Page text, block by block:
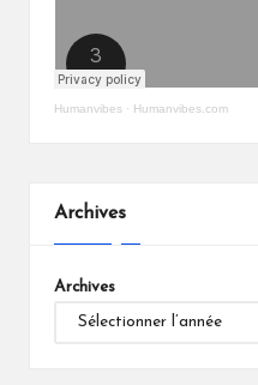
Humanvibes · Humanvibes.com
Archives
Archives